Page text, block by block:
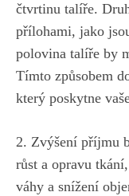
čtvrtinu talíře.
přílohami, jako
⁤polovina talíře by
Tímto způsobem
který poskytne
2.‌ Zvýšení‌ příjmu
růst a opravu‌
váhy a snížení